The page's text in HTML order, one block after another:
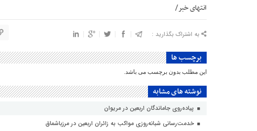
انتهای خبر/
به اشتراک بگذارید :
برچسب ها
این مطلب بدون برچسب می باشد.
نوشته های مشابه
پیاده‌روی جاماندگان اربعین در مریوان
خدمت‌رسانی شبانه‌روزی مواکب به زائران اربعین در مرزباشماق